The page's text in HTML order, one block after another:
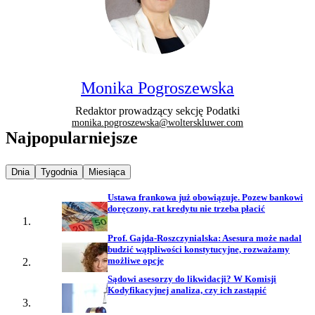
Monika Pogroszewska
Redaktor prowadzący sekcję Podatki
monika.pogroszewska@wolterskluwer.com
Najpopularniejsze
Najpopularniejsze wiadomości z
Dnia Najpopularniejsze wiadomości z
Tygodnia Najpopularniejsze wiadomości z
Miesiąca
Ustawa frankowa już obowiązuje. Pozew bankowi
doręczony, rat kredytu nie trzeba płacić
Prof. Gajda-Roszczynialska: Asesura może nadal
budzić wątpliwości konstytucyjne, rozważamy
możliwe opcje
Sądowi asesorzy do likwidacji? W Komisji
Kodyfikacyjnej analiza, czy ich zastąpić